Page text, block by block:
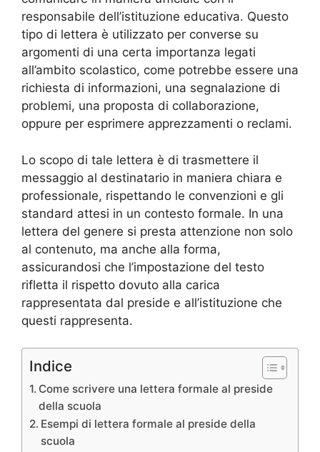
responsabile dell’istituzione educativa. Questo
tipo di lettera è utilizzato per converse su
argomenti di una certa importanza legati
all’ambito scolastico, come potrebbe essere una
richiesta di informazioni, una segnalazione di
problemi, una proposta di collaborazione,
oppure per esprimere apprezzamenti o reclami.
Lo scopo di tale lettera è di trasmettere il
messaggio al destinatario in maniera chiara e
professionale, rispettando le convenzioni e gli
standard attesi in un contesto formale. In una
lettera del genere si presta attenzione non solo
al contenuto, ma anche alla forma,
assicurandosi che l’impostazione del testo
rifletta il rispetto dovuto alla carica
rappresentata dal preside e all’istituzione che
questi rappresenta.
Indice
Come scrivere una lettera formale al preside
della scuola
Esempi di lettera formale al preside della
scuola